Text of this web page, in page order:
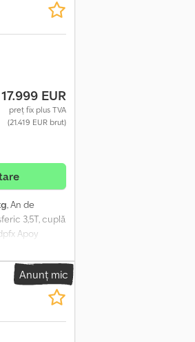
17.999 EUR
preț fix plus TVA
(21.419 EUR brut)
, An de
3,5T, cuplă
Apoy
Anunț mic